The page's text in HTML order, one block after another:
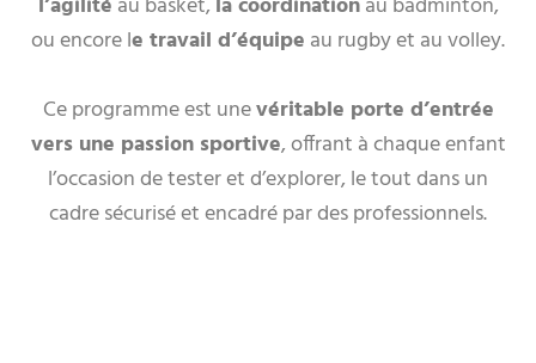
ou encore le travail d’équipe au rugby et au volley.
Ce programme est unevéritable porte d’entrée
vers une passion sportive, offrant à chaque enfant
l’occasion de tester et d’explorer, le tout dans un
cadre sécurisé et encadré par des professionnels.